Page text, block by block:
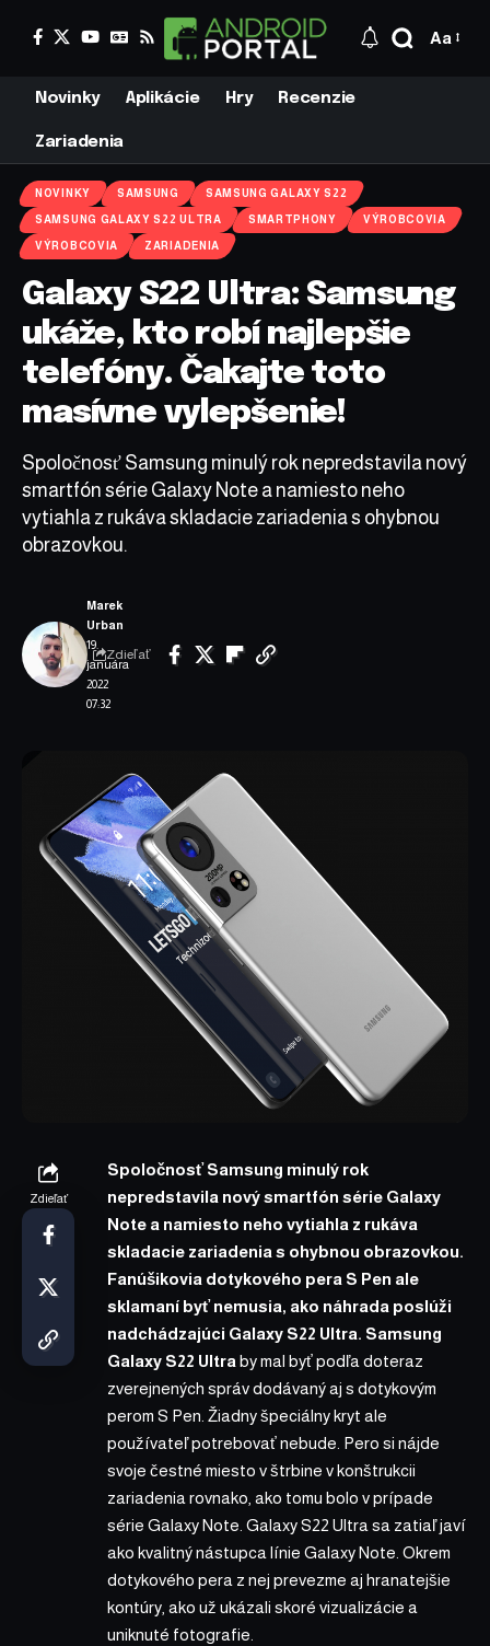
Aa
Novinky Aplikácie Hry Recenzie
Zariadenia
NOVINKY SAMSUNG SAMSUNG GALAXY S22
SAMSUNG GALAXY S22 ULTRA SMARTPHONY VÝROBCOVIA
VÝROBCOVIA ZARIADENIA
Galaxy S22 Ultra: Samsung
ukáže, kto robí najlepšie
telefóny. Čakajte toto
masívne vylepšenie!
Spoločnosť Samsung minulý rok nepredstavila nový
smartfón série Galaxy Note a namiesto neho
vytiahla z rukáva skladacie zariadenia s ohybnou
obrazovkou.
19.
januára
2022
07:32
Marek
Urban
Zdieľať
Zdieľať
Spoločnosť Samsung minulý rok
nepredstavila nový smartfón série Galaxy
Note a namiesto neho vytiahla z rukáva
skladacie zariadenia s ohybnou obrazovkou.
Fanúšikovia dotykového pera S Pen ale
sklamaní byť nemusia, ako náhrada poslúži
nadchádzajúci Galaxy S22 Ultra. Samsung
Galaxy S22 Ultra by mal byť podľa doteraz
zverejnených správ dodávaný aj s dotykovým
perom S Pen. Žiadny špeciálny kryt ale
používateľ potrebovať nebude. Pero si nájde
svoje čestné miesto v štrbine v konštrukcii
zariadenia rovnako, ako tomu bolo v prípade
série Galaxy Note. Galaxy S22 Ultra sa zatiaľ javí
ako kvalitnýnástupca línie Galaxy Note. Okrem
dotykového pera z nej prevezme aj hranatejšie
kontúry, ako už ukázali skoré vizualizácie a
uniknuté fotografie